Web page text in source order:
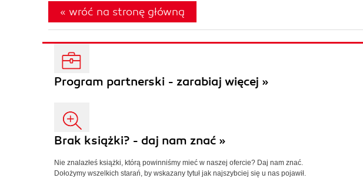
« wróć na stronę główną
Program partnerski - zarabiaj więcej »
Brak książki? - daj nam znać »
Nie znalazłeś książki, którą powinniśmy mieć w naszej ofercie? Daj nam znać.
Dołożymy wszelkich starań, by wskazany tytuł jak najszybciej się u nas pojawił.